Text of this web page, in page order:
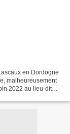
en Dordogne
malheureusement
2022 au lieu-dit